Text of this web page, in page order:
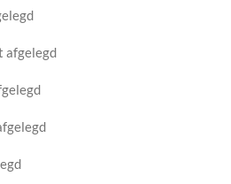
afgelegd